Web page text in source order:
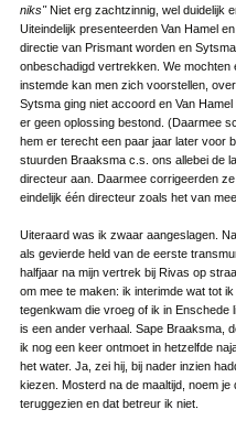
niks"Niet erg zachtzinnig, wel duidelijk
Uiteindelijk presenteerden Van Hamel
directie van Prismant worden en
onbeschadigd vertrekken. We
instemde kan men zich voorstellen,
Sytsma ging niet accoord en Van
er geen oplossing bestond. (Daarmee
hem er terecht een paar jaar later voor
stuurden Braaksma c.s. ons allebei de
directeur aan. Daarmee corrigeerden
eindelijk één directeur zoals het van
Uiteraard was ik zwaar aangeslagen.
als gevierde held van de eerste
halfjaar na mijn vertrek bij Rivas op
om mee te maken: ik interimde wat tot
tegenkwam die vroeg of ik in Enschede
is een ander verhaal. Sape Braaksma,
ik nog een keer ontmoet in hetzelfde
het water. Ja, zei hij, bij nader inzien
kiezen. Mosterd na de maaltijd, noem
teruggezien en dat betreur ik niet.